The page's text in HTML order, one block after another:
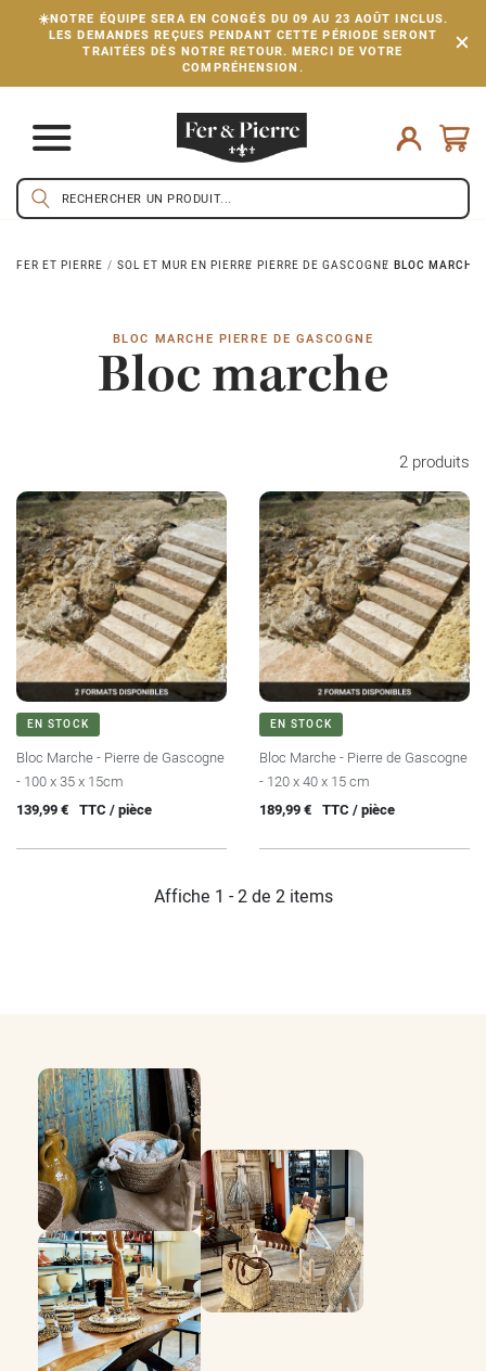
☀️NOTRE ÉQUIPE SERA EN CONGÉS DU 09 AU 23 AOÛT INCLUS.
LES DEMANDES REÇUES PENDANT CETTE PÉRIODE SERONT
TRAITÉES DÈS NOTRE RETOUR. MERCI DE VOTRE
COMPRÉHENSION.
FER ET PIERRE SOL ET MUR EN PIERRE PIERRE DE GASCOGNE BLOC MARCHE
BLOC MARCHE PIERRE DE GASCOGNE
Bloc marche
2 produits
EN STOCK
Bloc Marche - Pierre de Gascogne
- 100 x 35 x 15cm
Prix
139,99 € TTC / pièce
EN STOCK
Bloc Marche - Pierre de Gascogne
- 120 x 40 x 15 cm
Prix
189,99 € TTC / pièce
Affiche 1 - 2 de 2 items